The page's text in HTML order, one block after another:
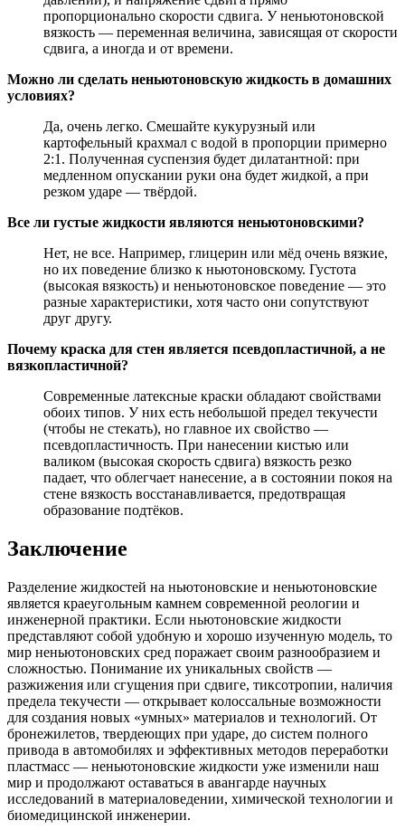
пропорционально скорости сдвига. У неньютоновской
вязкость — переменная величина, зависящая от скорости
сдвига, а иногда и от времени.
Можно ли сделать неньютоновскую жидкость в домашних
условиях?
Да, очень легко. Смешайте кукурузный или
картофельный крахмал с водой в пропорции примерно
2:1. Полученная суспензия будет дилатантной: при
медленном опускании руки она будет жидкой, а при
резком ударе — твёрдой.
Все ли густые жидкости являются неньютоновскими?
Нет, не все. Например, глицерин или мёд очень вязкие,
но их поведение близко к ньютоновскому. Густота
(высокая вязкость) и неньютоновское поведение — это
разные характеристики, хотя часто они сопутствуют
друг другу.
Почему краска для стен является псевдопластичной, а не
вязкопластичной?
Современные латексные краски обладают свойствами
обоих типов. У них есть небольшой предел текучести
(чтобы не стекать), но главное их свойство —
псевдопластичность. При нанесении кистью или
валиком (высокая скорость сдвига) вязкость резко
падает, что облегчает нанесение, а в состоянии покоя на
стене вязкость восстанавливается, предотвращая
образование подтёков.
Заключение
Разделение жидкостей на ньютоновские и неньютоновские
является краеугольным камнем современной реологии и
инженерной практики. Если ньютоновские жидкости
представляют собой удобную и хорошо изученную модель, то
мир неньютоновских сред поражает своим разнообразием и
сложностью. Понимание их уникальных свойств —
разжижения или сгущения при сдвиге, тиксотропии, наличия
предела текучести — открывает колоссальные возможности
для создания новых «умных» материалов и технологий. От
бронежилетов, твердеющих при ударе, до систем полного
привода в автомобилях и эффективных методов переработки
пластмасс — неньютоновские жидкости уже изменили наш
мир и продолжают оставаться в авангарде научных
исследований в материаловедении, химической технологии и
биомедицинской инженерии.